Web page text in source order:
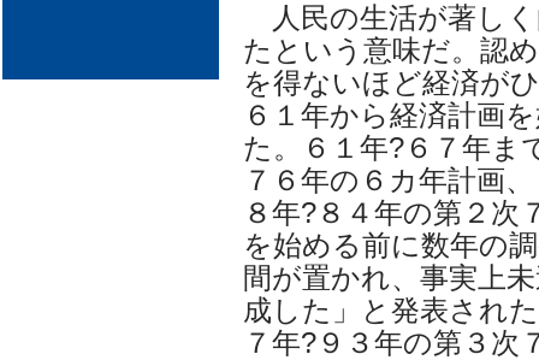
人民の生活が著し
たという意味だ。認
を得ないほど経済が
６１年から経済計画
た。６１年?６７年ま
７６年の６カ年計画
８年?８４年の第２次
を始める前に数年の
間が置かれ、事実上
成した」と発表され
７年?９３年の第３次